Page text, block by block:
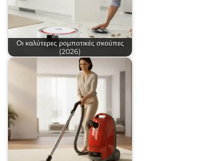
Οι καλύτερες ρομποτικές σκούπες
(2026)